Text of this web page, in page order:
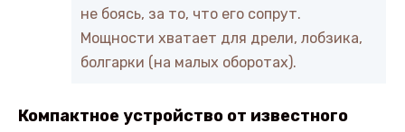
не боясь, за то, что его сопрут.
Мощности хватает для дрели, лобзика,
болгарки (на малых оборотах).
Компактное устройство от известного